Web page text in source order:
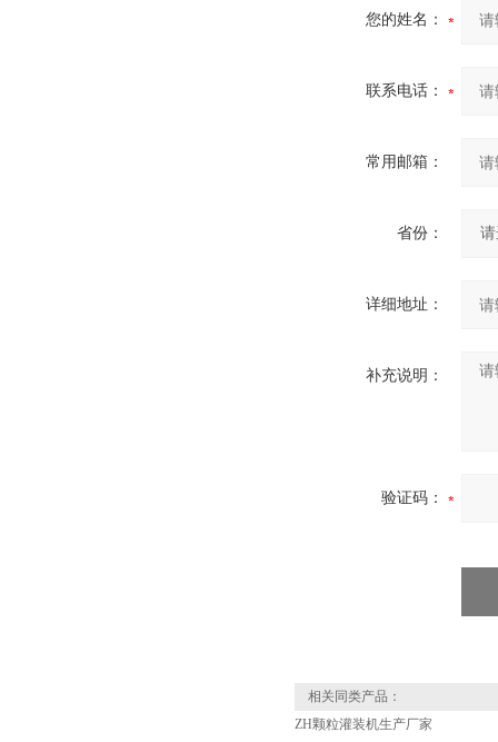
您的姓名：
联系电话：
常用邮箱：
省份：
详细地址：
补充说明：
验证码：
相关同类产品：
ZH颗粒灌装机生产厂家